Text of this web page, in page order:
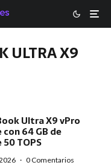
ULTRA X9
Ultra X9 vPro
64 GB de
50 TOPS
· 0 Comentarios